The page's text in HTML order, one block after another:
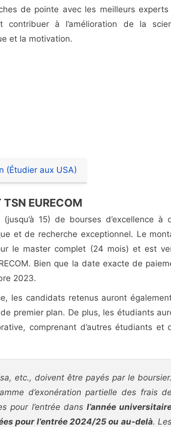
de pointe avec les meilleurs
contribuer à l’amélioration de la
et la motivation.
(Étudier aux USA)
EURECOM
15) de bourses d’excellence à
et de recherche exceptionnel. Le
le master complet (24 mois) et est
Bien que la date exacte de
2023.
les candidats retenus auront
premier plan. De plus, les étudiants
comprenant d’autres étudiants et
etc., doivent être payés par le
d’exonération partielle des frais
pour l’entrée dansl’année
pour l’entrée 2024/25 ou au-delà.